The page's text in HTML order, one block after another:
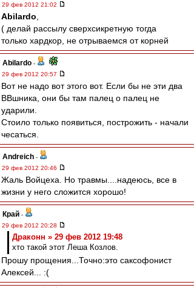
29 фев 2012 21:02
Abilardo
( делай рассылу сверхсикретную тогда
только хардкор, не отрываемся от корней
Abilardo -
29 фев 2012 20:57
Вот не надо вот этого вот. Если бы не эти два
ВВшника, они бы там палец о палец не
ударили.
Стоило только появиться, построжить - начали
чесаться.
Andreich -
29 фев 2012 20:46
Жаль Войцеха. Но травмы....надеюсь, все в
жизни у него сложится хорошо!
Край -
29 фев 2012 20:28
Драконн » 29 фев 2012 19:48
хто такой этот Леша Козлов.
Прошу прощения...Точно:это саксофонист
Алексей... :(